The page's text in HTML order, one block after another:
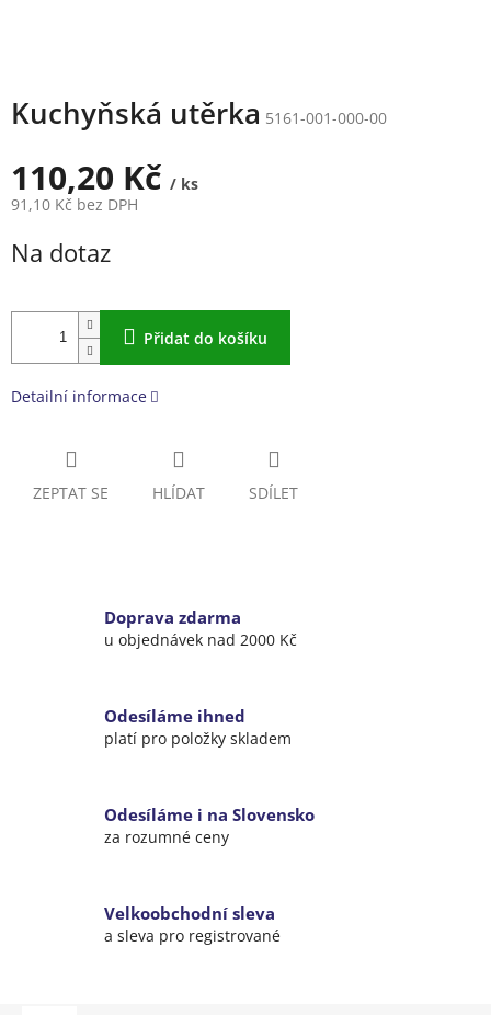
Kuchyňská utěrka 5161-001-000-00
110,20 Kč / ks
91,10 Kč bez DPH
cena:
Na dotaz
Přidat do košíku
Detailní informace
ZEPTAT SE HLÍDAT SDÍLET
Doprava zdarma
u objednávek nad 2000 Kč
Odesíláme ihned
platí pro položky skladem
Odesíláme i na Slovensko
za rozumné ceny
Velkoobchodní sleva
a sleva pro registrované